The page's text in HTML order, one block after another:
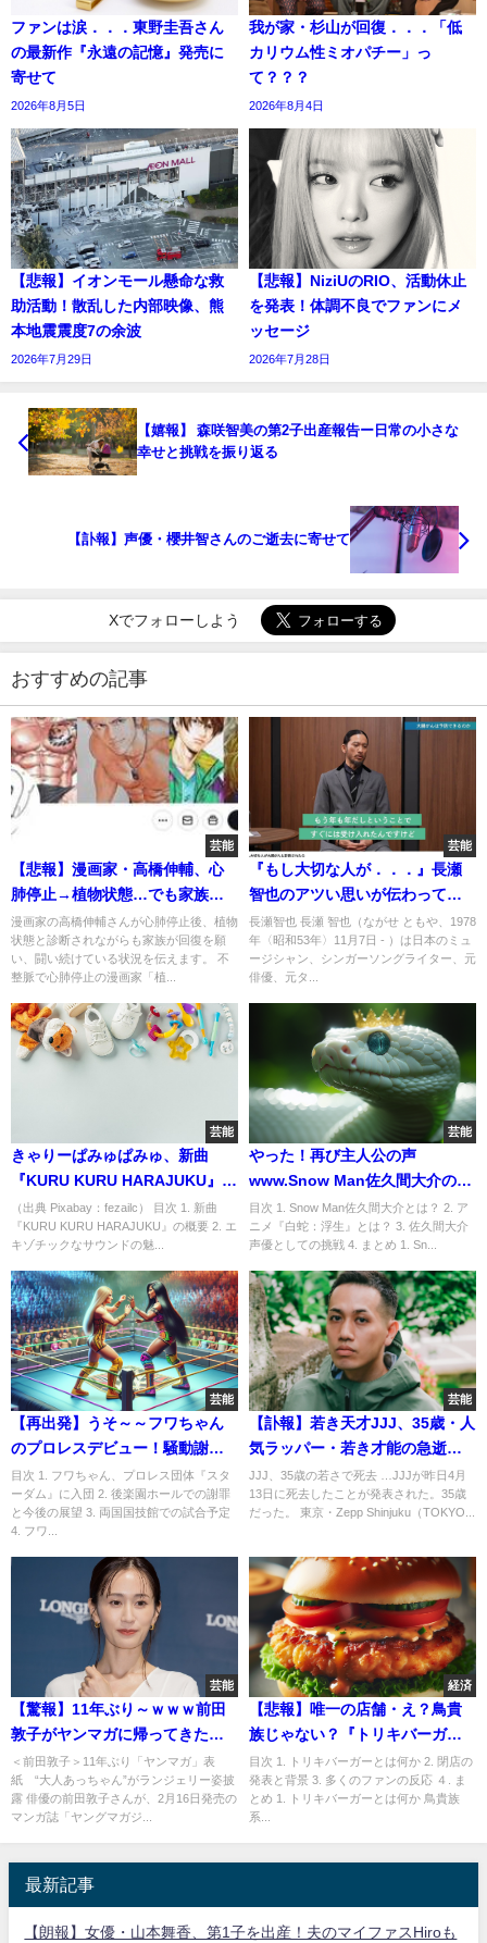
ファンは涙．．．東野圭吾さん
の最新作『永遠の記憶』発売に
寄せて
2026年8月5日
我が家・杉山が回復．．．「低
カリウム性ミオパチー」っ
て？？？
2026年8月4日
【悲報】イオンモール懸命な救
助活動！散乱した内部映像、熊
本地震震度7の余波
2026年7月29日
【悲報】NiziUのRIO、活動休止
を発表！体調不良でファンにメ
ッセージ
2026年7月28日
【嬉報】 森咲智美の第2子出産報告ー日常の小さな
幸せと挑戦を振り返る
【訃報】声優・櫻井智さんのご逝去に寄せて
Xでフォローしよう
おすすめの記事
芸能
【悲報】漫画家・高橋伸輔、心
肺停止→植物状態…でも家族は
諦めてない！
漫画家の高橋伸輔さんが心肺停止後、植物
状態と診断されながらも家族が回復を願
い、闘い続けている状況を伝えます。 不
整脈で心肺停止の漫画家「植...
芸能
『もし大切な人が．．．』長瀬
智也のアツい思いが伝わってく
るインタビューやんけ！がん治
療のリアルとは？
長瀬智也 長瀬 智也（ながせ ともや、1978
年〈昭和53年〉11月7日 - ）は日本のミュ
ージシャン、シンガーソングライター、元
俳優、元タ...
芸能
きゃりーぱみゅぱみゅ、新曲
『KURU KURU HARAJUKU』で
子供と共演
（出典 Pixabay：fezailc） 目次 1. 新曲
『KURU KURU HARAJUKU』の概要 2. エ
キゾチックなサウンドの魅...
芸能
やった！再び主人公の声
www.Snow Man佐久間大介の声
優再登場！アニメ映画『白蛇：
浮生』の見どころ
目次 1. Snow Man佐久間大介とは？ 2. ア
ニメ『白蛇：浮生』とは？ 3. 佐久間大介
声優としての挑戦 4. まとめ 1. Sn...
芸能
【再出発】うそ～～フワちゃん
のプロレスデビュー！騒動謝罪
と活動再開
目次 1. フワちゃん、プロレス団体『スタ
ーダム』に入団 2. 後楽園ホールでの謝罪
と今後の展望 3. 両国国技館での試合予定
4. フワ...
芸能
【訃報】若き天才JJJ、35歳・人
気ラッパー・若き才能の急逝に
寄せる思い
JJJ、35歳の若さで死去 …JJJが昨日4月
13日に死去したことが発表された。35歳
だった。 東京・Zepp Shinjuku（TOKYO...
芸能
【驚報】11年ぶり～ｗｗｗ前田
敦子がヤンマガに帰ってきた！
ランジェリー姿で見せる彼女の
変化
＜前田敦子＞11年ぶり「ヤンマガ」表
紙 “大人あっちゃん”がランジェリー姿披
露 俳優の前田敦子さんが、2月16日発売の
マンガ誌「ヤングマガジ...
経済
【悲報】唯一の店舗・え？鳥貴
族じゃない？『トリキバーガ
ー』が閉店ってｗｗｗ食べてみ
たかった．．．
目次 1. トリキバーガーとは何か 2. 閉店の
発表と背景 3. 多くのファンの反応 ４. ま
とめ 1. トリキバーガーとは何か 鳥貴族
系...
最新記事
【朗報】女優・山本舞香、第1子を出産！夫のマイファスHiroも